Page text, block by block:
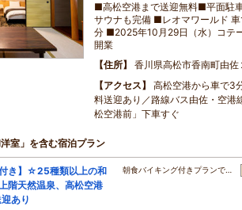
■高松空港まで送迎無料■平面駐
サウナも完備 ■レオマワールド
分 ■2025年10月29日（水）コテ
開業
住所
香川県高松市香南町由佐
アクセス
高松空港から車で3
料送迎あり／路線バス由佐・空港
松空港前」下車すぐ
洋室」を含む宿泊プラン
付き】☆25種類以上の和
階天然温泉、高松空港
あり
朝食バイキング付きプランで…